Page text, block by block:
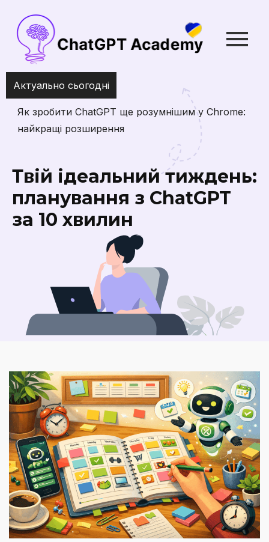
Актуально сьогодні
Як зробити ChatGPT ще розумнішим у Chrome:
найкращі розширення
Твій ідеальний тиждень:
планування з ChatGPT
за 10 хвилин